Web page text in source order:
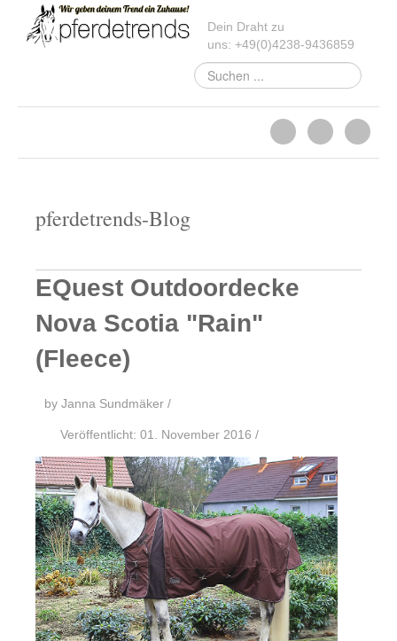
Dein Draht zu
uns: +49(0)4238-9436859
Suchen
...
pferdetrends-Blog
EQuest Outdoordecke
Nova Scotia "Rain"
(Fleece)
by Janna Sundmäker /
Veröffentlicht: 01. November 2016 /